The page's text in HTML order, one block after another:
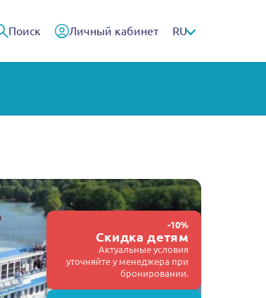
Поиск Личный кабинет RU
-10%
Скидка детям
Актуальные условия
уточняйте у менеджера при
бронировании.